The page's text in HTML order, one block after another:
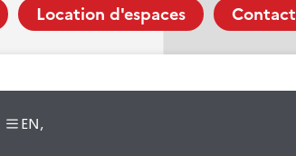
Location d'espaces Contact
EN,